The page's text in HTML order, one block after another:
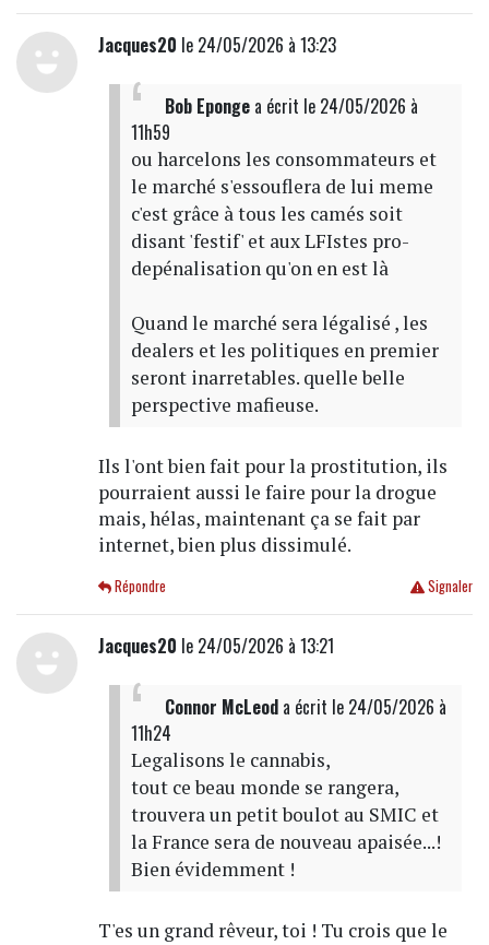
Jacques20 le 24/05/2026 à 13:23
Bob Epongea écrit le 24/05/2026 à
11h59
ou harcelons les consommateurs et
le marché s'essouflera de lui meme
c'est grâce à tous les camés soit
disant 'festif' et aux LFIstes pro-
depénalisation qu'on en est là
Quand le marché sera légalisé , les
dealers et les politiques en premier
seront inarretables. quelle belle
perspective mafieuse.
Ils l'ont bien fait pour la prostitution, ils
pourraient aussi le faire pour la drogue
mais, hélas, maintenant ça se fait par
internet, bien plus dissimulé.
Signaler
Répondre
Jacques20 le 24/05/2026 à 13:21
Connor McLeoda écrit le 24/05/2026 à
11h24
Legalisons le cannabis,
tout ce beau monde se rangera,
trouvera un petit boulot au SMIC et
la France sera de nouveau apaisée...!
Bien évidemment !
T'es un grand rêveur, toi ! Tu crois que le